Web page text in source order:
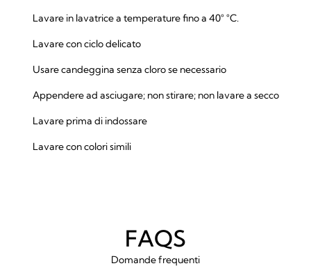
Lavare in lavatrice a temperature fino a 40° °C.
Lavare con ciclo delicato
Usare candeggina senza cloro se necessario
Appendere ad asciugare; non stirare; non lavare a secco
Lavare prima di indossare
Lavare con colori simili
FAQS
Domande frequenti